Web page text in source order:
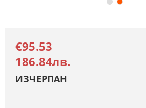
€95.53
186.84лв.
ИЗЧЕРПАН